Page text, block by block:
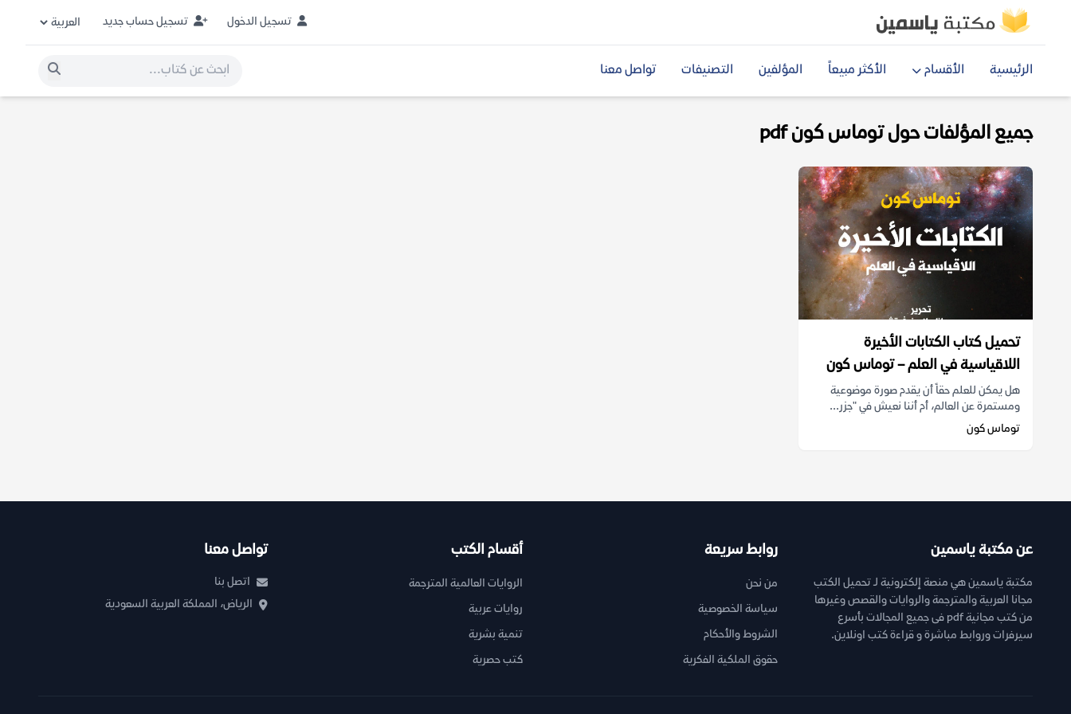
تسجيل الدخول تسجيل حساب جديد
الرئيسية الأقسام الأكثر مبيعاً المؤلفين التصنيفات تواصل معنا
جميع المؤلفات حول توماس كون pdf
تحميل كتاب الكتابات الأخيرة
اللاقياسية في العلم – توماس كون
هل يمكن للعلم حقاً أن يقدم صورة موضوعية
ومستمرة عن العالم، أم أننا نعيش في "جزر...
توماس كون
عن مكتبة ياسمين
مكتبة ياسمين هي منصة إلكترونية لـ تحميل الكتب
مجانا العربية والمترجمة والروايات والقصص وغيرها
من كتب مجانية pdf فى جميع المجالات بأسرع
سيرفرات وروابط مباشرة و قراءة كتب اونلاين.
روابط سريعة
من نحن
سياسة الخصوصية
الشروط والأحكام
حقوق الملكية الفكرية
أقسام الكتب
الروايات العالمية المترجمة
روايات عربية
تنمية بشرية
كتب حصرية
تواصل معنا
اتصل بنا
الرياض، المملكة العربية السعودية